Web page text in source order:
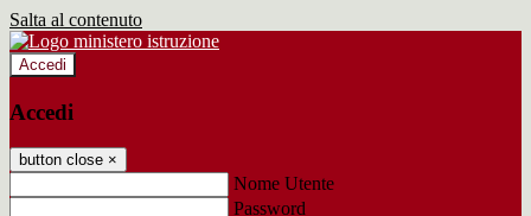
Salta al contenuto
Accedi
Accedi
button close ×
Nome Utente
Password